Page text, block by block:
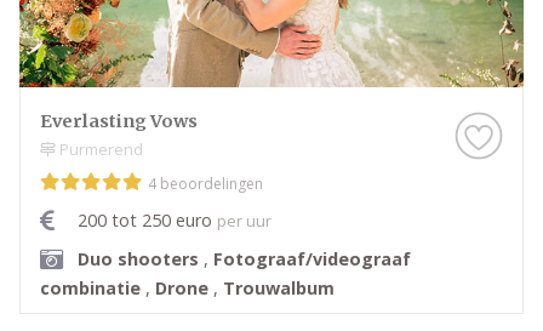
Everlasting Vows
Purmerend
4 beoordelingen
200 tot 250 euro per uur
Duo shooters , Fotograaf/videograaf
combinatie , Drone , Trouwalbum